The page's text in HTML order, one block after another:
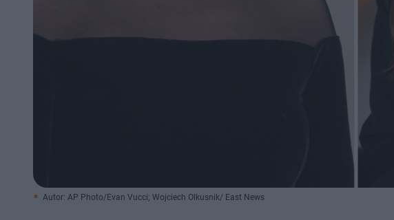
Autor: AP Photo/Evan Vucci; Wojciech Olkusnik/ East News